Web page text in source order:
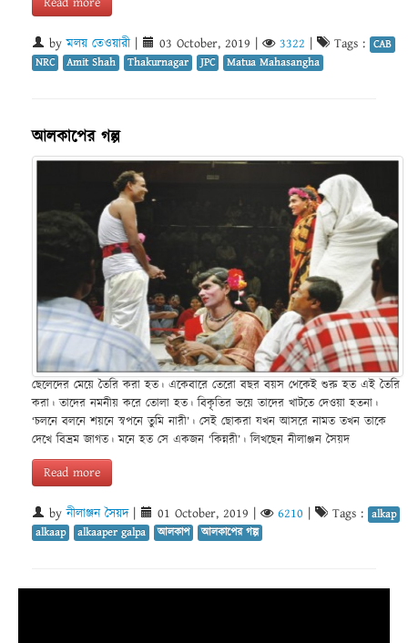
byমলয় তেওয়ারী 03 October, 2019 3322 Tags : CAB
NRC
Amit Shah Thakurnagar JPC Matua Mahasangha
আলকাপের গল্প
ছেলেদের মেয়ে তৈরি করা হত। একেবারে তেরো বছর বয়স থেকেই শুরু হত এই তৈরি
করা। তাদের নমনীয় করে তোলা হত। বিকৃতির ভয়ে তাদের খাটতে দেওয়া হতনা।
‘চলনে বলনে শয়নে স্বপনে তুমি নারী’। সেই ছোকরা যখন আসরে নামত তখন তাকে
দেখে বিভ্রম জাগত। মনে হত সে একজন ‘কিন্নরী’। লিখছেন নীলাঞ্জন সৈয়দ
Read more
byনীলাঞ্জন সৈয়দ| 01 October, 2019 6210 Tags : alkap
alkaap
alkaaper galpa আলকাপ আলকাপের গল্প